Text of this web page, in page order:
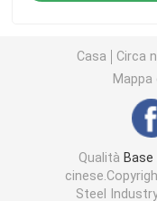
Materiale di
Casa Circa
Qualità
Steel